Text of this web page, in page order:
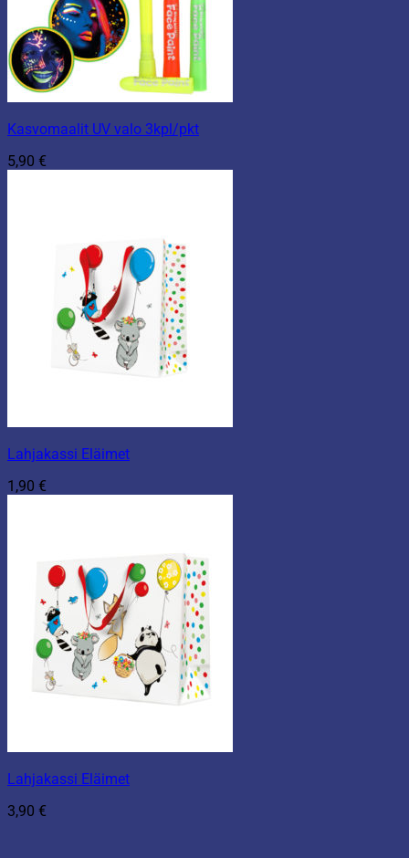
Kasvomaalit UV valo 3kpl/pkt
5,90 €
Lahjakassi Eläimet
1,90 €
Lahjakassi Eläimet
3,90 €